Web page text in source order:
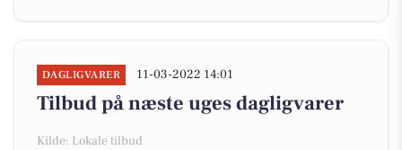
DAGLIGVARER 11-03-2022 14:01
Tilbud på næste uges dagligvarer
Kilde: Lokale tilbud